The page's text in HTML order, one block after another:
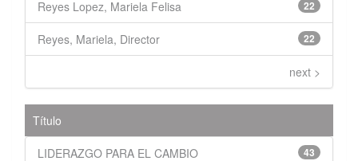
22
Reyes Lopez, Mariela Felisa
22
Reyes, Mariela, Director
next >
Título
43
LIDERAZGO PARA EL CAMBIO